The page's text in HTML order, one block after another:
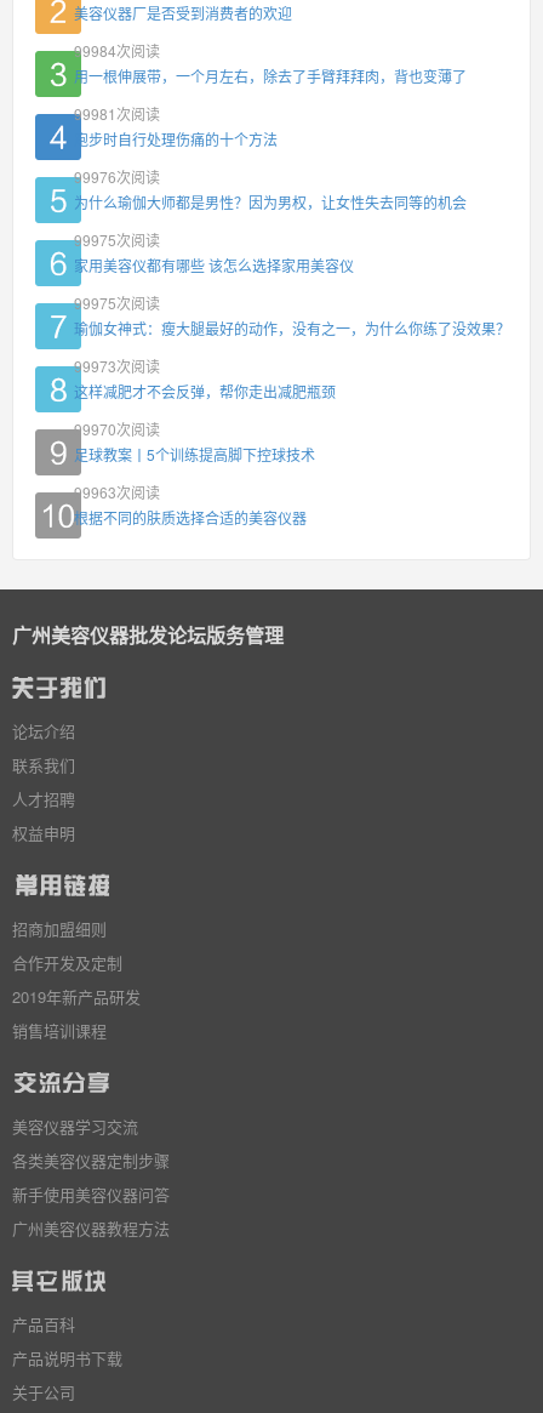
美容仪器厂是否受到消费者的欢迎
99984次阅读
用一根伸展带，一个月左右，除去了手臂拜拜肉，背也变薄了
99981 次阅读
跑步时自行处理伤痛的十个方法
99976次阅读
为什么瑜伽大师都是男性？因为男权，让女性失去同等的机会
99975次阅读
家用美容仪都有哪些 该怎么选择家用美容仪
99975次阅读
瑜伽女神式：瘦大腿最好的动作，没有之一，为什么你练了没效果？
99973次阅读
这样减肥才不会反弹，帮你走出减肥瓶颈
99970次阅读
足球教案丨5个训练提高脚下控球技术
99963次阅读
根据不同的肤质选择合适的美容仪器
广州美容仪器批发论坛版务管理
论坛介绍
联系我们
人才招聘
权益申明
招商加盟细则
合作开发及定制
2019年新产品研发
销售培训课程
美容仪器学习交流
各类美容仪器定制步骤
新手使用美容仪器问答
广州美容仪器教程方法
产品百科
产品说明书下载
关于公司